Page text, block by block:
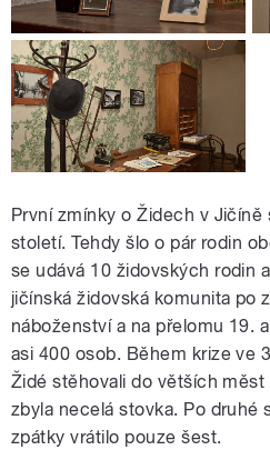
První zmínky o Židech v Jičíně
století. Tehdy šlo o pár rodin
se udává 10 židovských rodin
jičínská židovská komunita po
náboženství a na přelomu 19.
asi 400 osob. Během krize ve
Židé stěhovali do větších
zbyla necelá stovka. Po druhé
zpátky vrátilo pouze šest.